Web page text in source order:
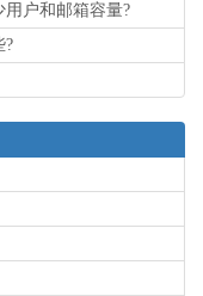
户和邮箱容量?
?